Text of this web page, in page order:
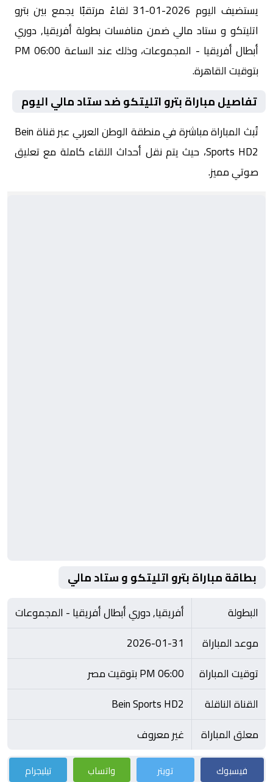
يستضيف اليوم 2026-01-31 لقاءً مرتقبًا يجمع بين بترو
اتليتكو و ستاد مالي ضمن منافسات بطولة أفريقيا, دوري
أبطال أفريقيا - المجموعات، وذلك عند الساعة 06:00 PM
بتوقيت القاهرة.
تفاصيل مباراة بترو اتليتكو ضد ستاد مالي اليوم
تُبث المباراة مباشرة في منطقة الوطن العربي عبر قناة Bein
Sports HD2، حيث يتم نقل أحداث اللقاء كاملة مع تعليق
صوتي مميز.
بطاقة مباراة بترو اتليتكو و ستاد مالي
البطولة
أفريقيا, دوري أبطال أفريقيا - المجموعات
موعد المباراة
2026-01-31
توقيت المباراة
06:00 PM بتوقيت مصر
القناة الناقلة
Bein Sports HD2
معلق المباراة
غير معروف
فيسبوك تويتر واتساب تيليجرام